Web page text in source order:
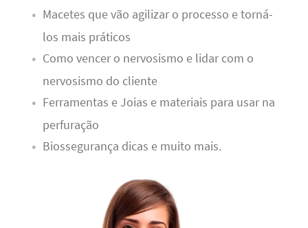
Macetes que vão agilizar o processo e torná-
los mais práticos
Como vencer o nervosismo e lidar com o
nervosismo do cliente
Ferramentas e Joias e materiais para usar na
perfuração
Biossegurança dicas e muito mais.